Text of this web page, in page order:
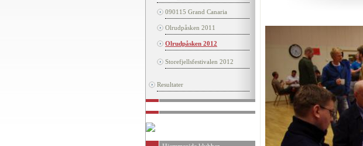
090115 Grand Canaria
Olrudpåsken 2011
Olrudpåsken 2012
Storefjellsfestivalen 2012
Resultater